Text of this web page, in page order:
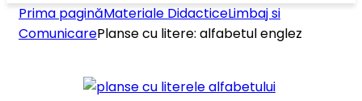
Prima paginăMateriale DidacticeLimbaj si
ComunicarePlanse cu litere: alfabetul englez